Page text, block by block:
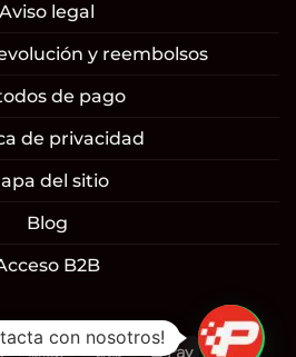
Aviso legal
y reembolsos
de pago
de privacidad
del sitio
Blog
B2B
Apple Cash Cash Google
con nosotros! 1